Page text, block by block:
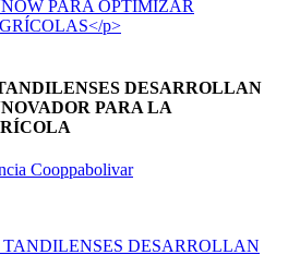
DESARROLLAN
PARA LA
Cooppabolivar